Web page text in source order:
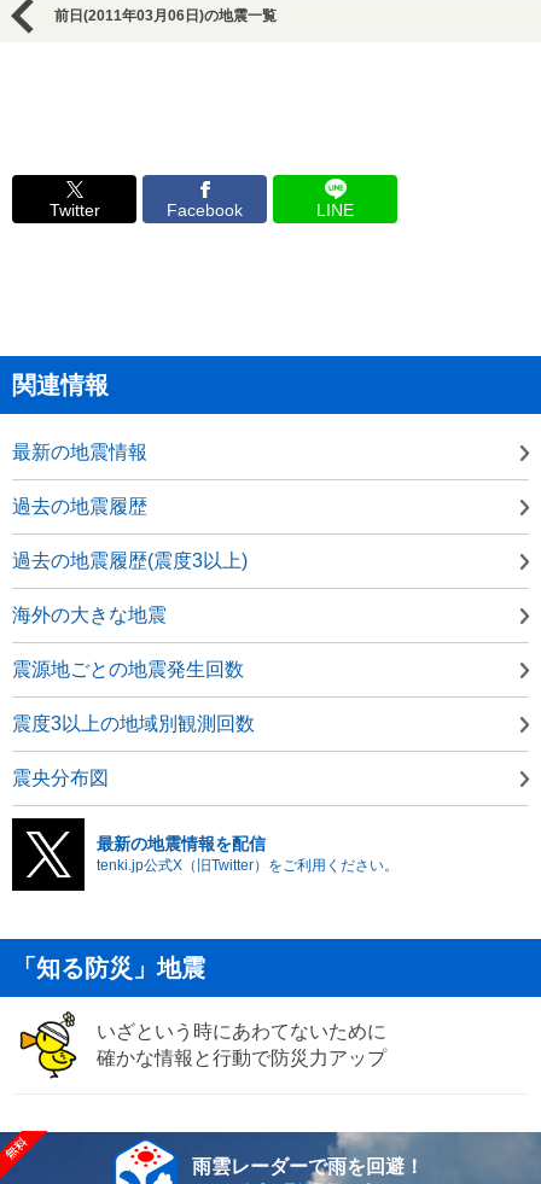
前日(2011年03月06日)の地震一覧
Twitter Facebook LINE
関連情報
最新の地震情報
過去の地震履歴
過去の地震履歴(震度3以上)
海外の大きな地震
震源地ごとの地震発生回数
震度3以上の地域別観測回数
震央分布図
最新の地震情報を配信
tenki.jp公式X（旧Twitter）をご利用ください。
「知る防災」地震
いざという時にあわてないために
確かな情報と行動で防災力アップ
雨雲レーダーで雨を回避！